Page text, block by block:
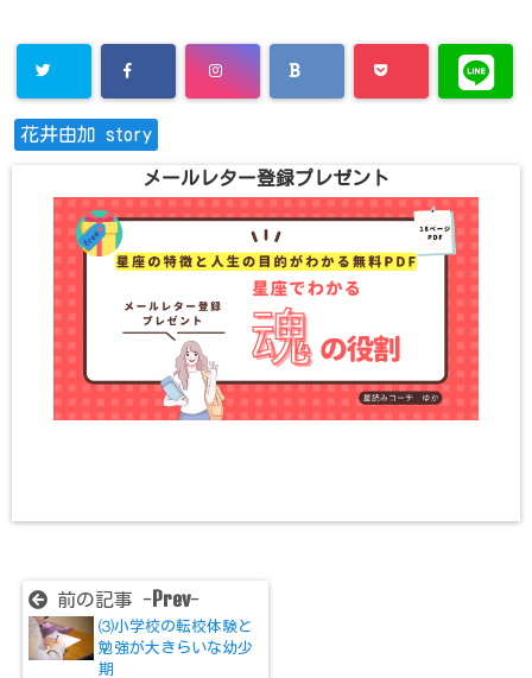
花井由加 story
メールレター登録プレゼント
前の記事 -Prev-
⑶小学校の転校体験と
勉強が大きらいな幼少
期